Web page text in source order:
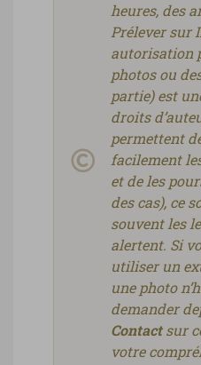
heures, des
Prélever sur
autorisation
photos ou
partie) est
droits
permettent
facilement
et de les
des cas), ce
souvent les
alertent. Si
utiliser un
une photo
demander
Contactsur
votre